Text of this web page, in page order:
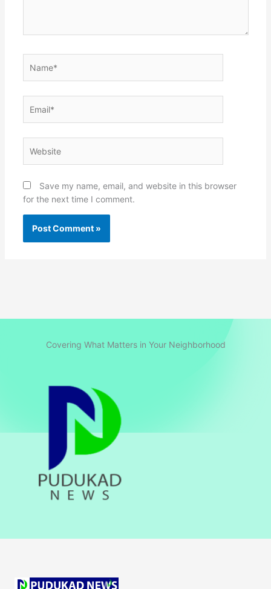
Save my name, email, and website in this browser
for the next time I comment.
Covering What Matters in Your Neighborhood